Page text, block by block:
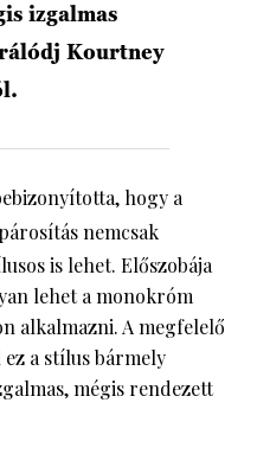
izgalmas
Kourtney
hogy a
nemcsak
is lehet. Előszobája
lehet a monokróm
alkalmazni. A megfelelő
a stílus bármely
mégis rendezett